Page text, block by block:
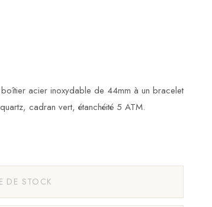
acier inoxydable de 44mm à un bracelet
cadran vert, étanchéité 5 ATM.
DE STOCK